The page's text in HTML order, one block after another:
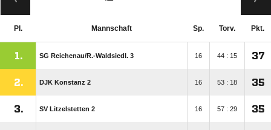
Pl. Mannschaft Sp. Torv. Pkt.
1. SG Reichenau/​R.-Waldsiedl. 3 16 44 : 15 37
2. DJK Konstanz 2 16 53 : 18 35
3. SV Litzelstetten 2 16 57 : 29 35